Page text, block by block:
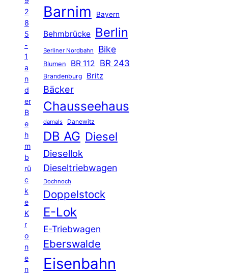
2
8
5
-
1
a
n
d
er
B
e
h
m
b
rü
c
k
e
K
r
o
n
e
n
Barnim Bayern
Behmbrücke Berlin
Berliner Nordbahn Bike
Blumen BR 112 BR 243
Brandenburg Britz
Bäcker
Chausseehaus
damals Danewitz
DB AG Diesel
Diesellok
Dieseltriebwagen
Dochnoch
Doppelstock
E-Lok
E-Triebwagen
Eberswalde
Eisenbahn